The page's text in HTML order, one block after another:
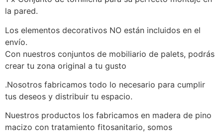
la pared.
Los elementos decorativos NO están incluidos en el
envío.
Con nuestros conjuntos de mobiliario de palets, podrás
crear tu zona original a tu gusto
.Nosotros fabricamos todo lo necesario para cumplir
tus deseos y distribuir tu espacio.
Nuestros productos los fabricamos en madera de pino
macizo con tratamiento fitosanitario, somos